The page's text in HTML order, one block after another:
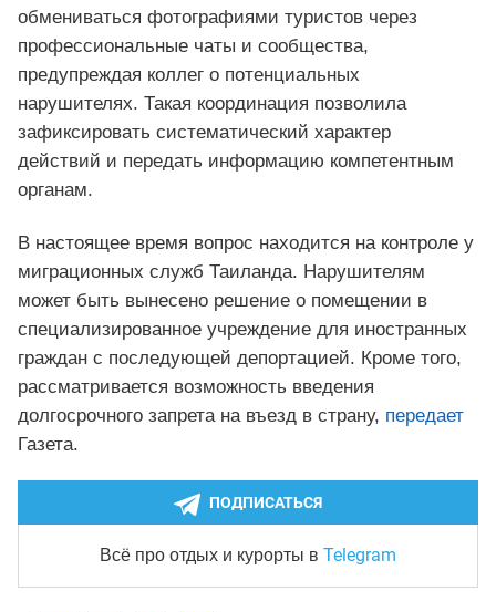
обмениваться фотографиями туристов через
профессиональные чаты и сообщества,
предупреждая коллег о потенциальных
нарушителях. Такая координация позволила
зафиксировать систематический характер
действий и передать информацию компетентным
органам.
В настоящее время вопрос находится на контроле у
миграционных служб Таиланда. Нарушителям
может быть вынесено решение о помещении в
специализированное учреждение для иностранных
граждан с последующей депортацией. Кроме того,
рассматривается возможность введения
долгосрочного запрета на въезд в страну, передает
Газета.
ПОДПИСАТЬСЯ
Всё про отдых и курорты в Telegram